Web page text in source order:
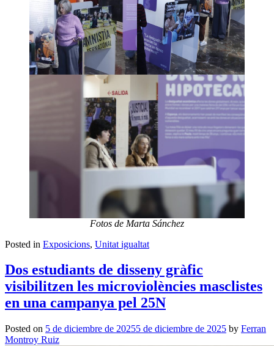
Fotos de Marta Sánchez
Posted in Exposicions, Unitat igualtat
Dos estudiants de disseny gràfic
visibilitzen les microviolències masclistes
en una campanya pel 25N
Posted on 5 de diciembre de 20255 de diciembre de 2025 by Ferran
Montroy Ruiz